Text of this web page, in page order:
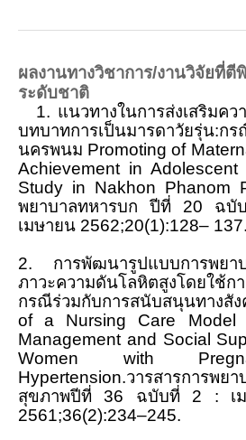
ปฏิทินการศึกษาและกิจกรรมนักศึกษา
ตารางเรียนนักศึกษา
ตารางสอบ
บริการนักศึกษาและสวัสดิการนักศึกษา
ทุนการศึกษา
ทุนการศึกษามหาวิทยาลัยมหิดล
กยศ.
ประกาศ กยศ.
แบบฟอร์มสำหรับผู้กู้
กรอ.
ผลงานทางวิชาการ/งานวิจัยที่ตี
ระดับชาติ
1. แนวทางในการส่งเสริมคว
บทบาทการเป็นมารดาวัยรุ่น:ก
นครพนม Promoting of
Achievement in Adolescent
Study in Nakhon Phanom
พยาบาลทหารบก ปีที่ 20 ฉบั
เมษายน 2562;20(1):128– 137.
2. การพัฒนารูปแบบการพยา
ภาวะความดันโลหิตสูงโดยใช้ก
กรณีร่วมกับการสนับสนุนทางสั
of a Nursing Care Model
Management and Social
Women with
Hypertension.วารสารการพย
สุขภาพปีที่36 ฉบับที่ 2 : เ
2561;36(2):234–245.